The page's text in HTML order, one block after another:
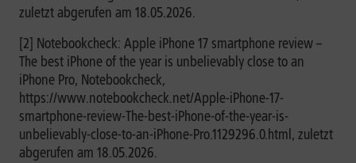
zuletzt abgerufen am 18.05.2026.
[2] Notebookcheck: Apple iPhone 17 smartphone review –
The best iPhone of the year is unbelievably close to an
iPhone Pro, Notebookcheck,
https://www.notebookcheck.net/Apple-iPhone-17-
smartphone-review-The-best-iPhone-of-the-year-is-
unbelievably-close-to-an-iPhone-Pro.1129296.0.html, zuletzt
abgerufen am 18.05.2026.